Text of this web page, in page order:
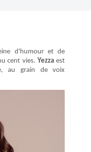
d'humour et de
cent vies. Yezzaest
au grain de voix